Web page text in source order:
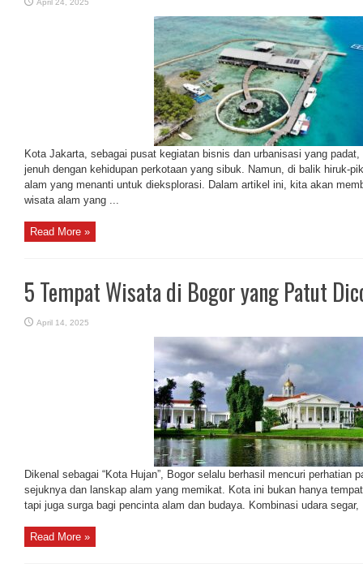
April 24, 2025
Kota Jakarta, sebagai pusat kegiatan bisnis dan urbanisasi yang
jenuh dengan kehidupan perkotaan yang sibuk. Namun, di balik hiruk-
alam yang menanti untuk dieksplorasi. Dalam artikel ini, kita akan
wisata alam yang ...
Read More »
5 Tempat Wisata di Bogor yang Patut
April 14, 2025
Dikenal sebagai “Kota Hujan”, Bogor selalu berhasil mencuri perhatian
sejuknya dan lanskap alam yang memikat. Kota ini bukan hanya
tapi juga surga bagi pencinta alam dan budaya. Kombinasi udara segar,
Read More »